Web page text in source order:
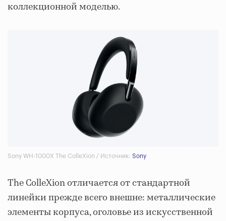
коллекционной моделью.
Sony WH-1000X The ColleXion / Источник: Sony
The ColleXion отличается от стандартной
линейки прежде всего внешне: металлические
элементы корпуса, оголовье из искусственной